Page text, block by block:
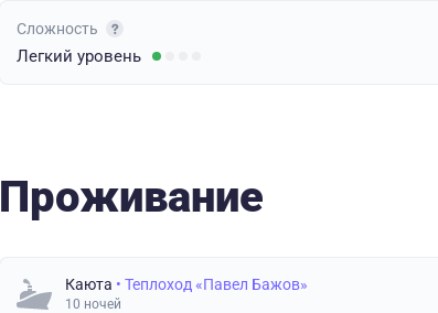
Сложность
Легкий уровень
Проживание
Каюта • Теплоход «Павел Бажов»
10 ночей